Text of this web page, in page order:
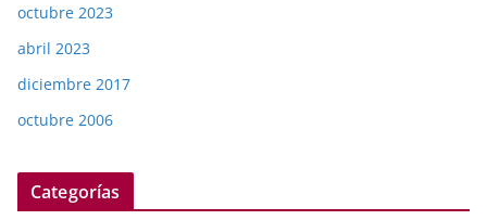
octubre 2023
abril 2023
diciembre 2017
octubre 2006
Categorías